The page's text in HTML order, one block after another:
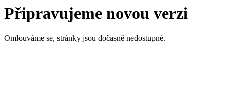
Připravujeme novou verzi
Omlouváme se, stránky jsou dočasně nedostupné.